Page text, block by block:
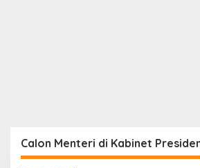
Calon Menteri di Kabinet